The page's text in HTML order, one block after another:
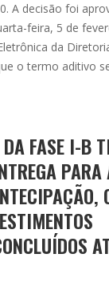
A decisão foi
feira, 5 de
da
o termo aditivo
FASE I-B